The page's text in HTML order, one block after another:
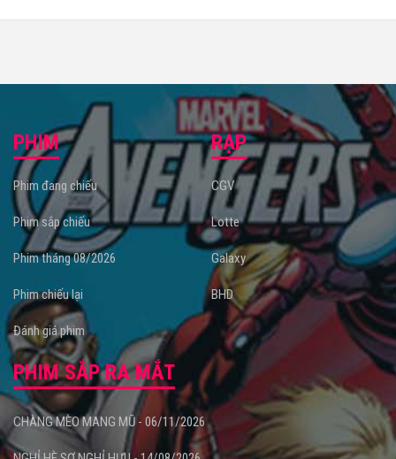
PHIM
Phim đang chiếu
Phim sắp chiếu
Phim tháng 08/2026
Phim chiếu lại
Đánh giá phim
RẠP
CGV
Lotte
Galaxy
BHD
PHIM SẮP RA MẮT
CHÀNG MÈO MANG MŨ - 06/11/2026